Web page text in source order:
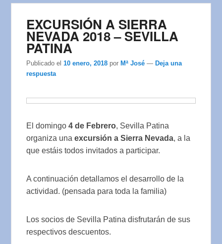
EXCURSIÓN A SIERRA
NEVADA 2018 – SEVILLA
PATINA
Publicado el10 enero, 2018 por Mª José — Deja una
respuesta
El domingo4 de Febrero, Sevilla Patina
organiza unaexcursión a Sierra Nevada, a la
que estáis todos invitados a participar.
A continuación detallamos el desarrollo de la
actividad. (pensada para toda la familia)
Los socios de Sevilla Patina disfrutarán de sus
respectivos descuentos.